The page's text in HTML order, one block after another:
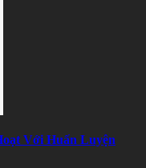
Với Huấn Luyện